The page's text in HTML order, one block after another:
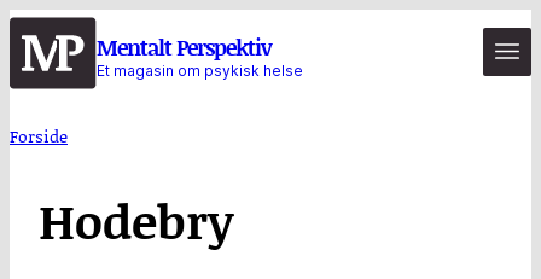
Hopp
til
hovedinnhold
Mentalt Perspektiv
Et magasin om psykisk helse
Forside
Hodebry